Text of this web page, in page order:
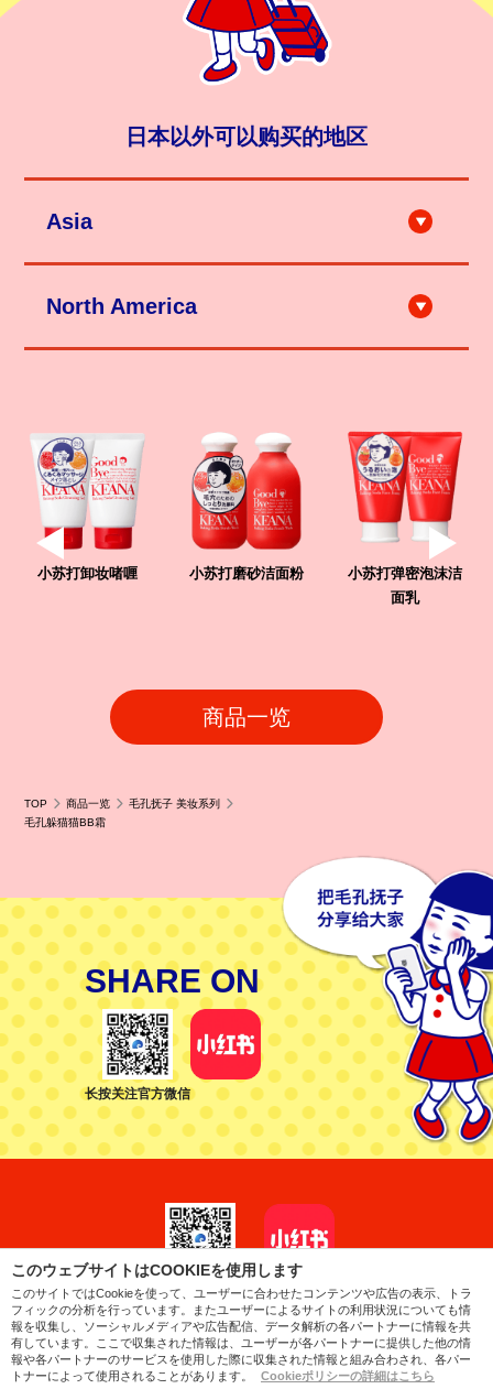
このウェブサイトはCOOKIEを使用します
このサイトではCookieを使って、ユーザーに合わせたコンテンツや広告の表示、トラ
フィックの分析を行っています。またユーザーによるサイトの利用状況についても情
報を収集し、ソーシャルメディアや広告配信、データ解析の各パートナーに情報を共
有しています。ここで収集された情報は、ユーザーが各パートナーに提供した他の情
報や各パートナーのサービスを使用した際に収集された情報と組み合わされ、各パー
トナーによって使用されることがあります。
Cookieポリシーの詳細はこちら
日本以外可以购买的地区
Asia
HANDS (Singapore)
MILD COSMETICS (Ulaanbaatar etc.)
North America
小苏打卸妆啫喱 小苏打磨砂洁面粉
小苏打弹密泡沫洁
面乳
商品一览
TOP 商品一览
毛孔抚子 美妆系列
毛孔躲猫猫BB霜
SHARE ON
长按关注官方微信
长按关注官方微信
日本語 简体中文 繁體中文 English ไทย
Company Contact PrivacyPolicy Sitemap